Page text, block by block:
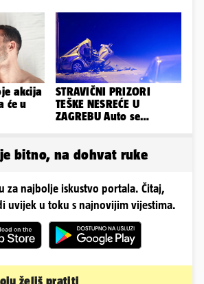
akcija
će u
STRAVIČNI PRIZORI
TEŠKE NESREĆE U
ZAGREBU Auto se
bitno, na dohvat ruke
za najbolje iskustvo portala. Čitaj,
uvijek u toku s najnovijim vijestima.
želiš pratiti